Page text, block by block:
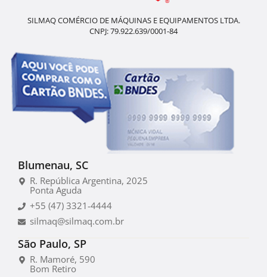
SILMAQ COMÉRCIO DE MÁQUINAS E EQUIPAMENTOS LTDA.
CNPJ: 79.922.639/0001-84
Blumenau, SC
R. República Argentina, 2025
Ponta Aguda
+55 (47) 3321-4444
silmaq@silmaq.com.br
São Paulo, SP
R. Mamoré, 590
Bom Retiro